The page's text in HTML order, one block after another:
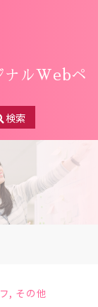
ナルWebペ
検索
, その他